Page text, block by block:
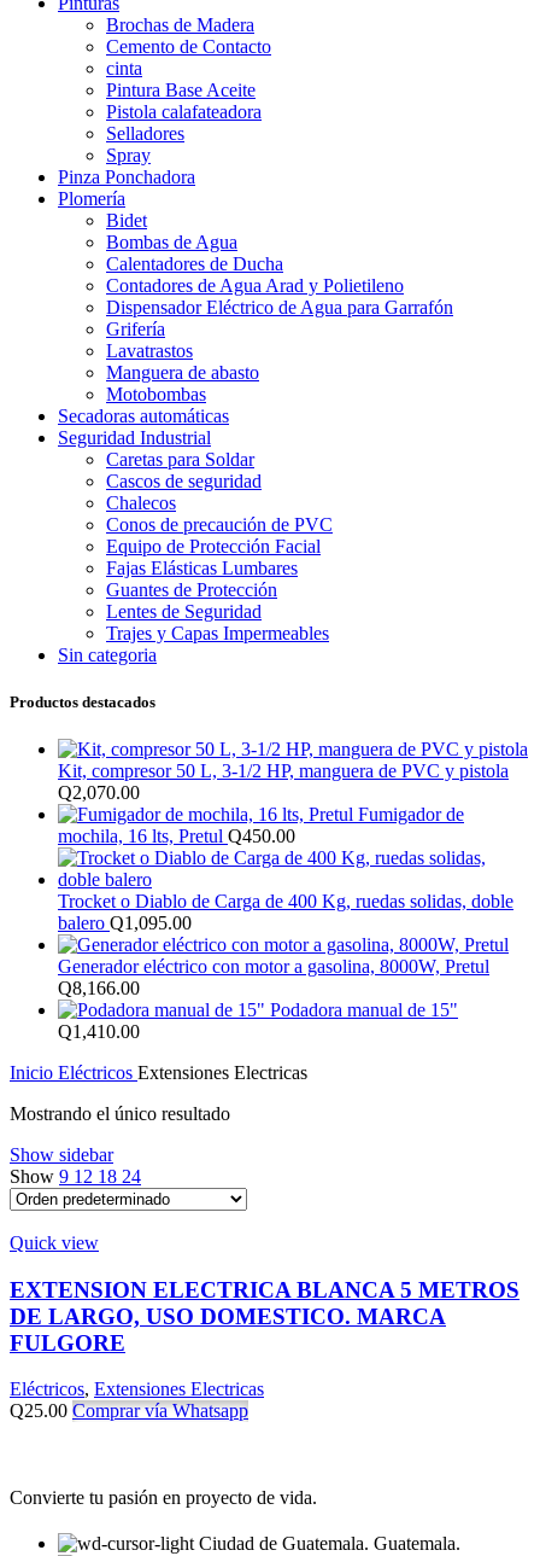
Brochas de Madera
Cemento de Contacto
cinta
Pintura Base Aceite
Pistola calafateadora
Selladores
Spray
Pinza Ponchadora
Plomería
Bidet
Bombas de Agua
Calentadores de Ducha
Contadores de Agua Arad y Polietileno
Dispensador Eléctrico de Agua para Garrafón
Grifería
Lavatrastos
Manguera de abasto
Motobombas
Secadoras automáticas
Seguridad Industrial
Caretas para Soldar
Cascos de seguridad
Chalecos
Conos de precaución de PVC
Equipo de Protección Facial
Fajas Elásticas Lumbares
Guantes de Protección
Lentes de Seguridad
Trajes y Capas Impermeables
Sin categoria
Productos destacados
Kit, compresor 50 L, 3-1/2 HP, manguera de PVC y pistola
Q2,070.00
Fumigador de
mochila, 16 lts, Pretul Q450.00
Trocket o Diablo de Carga de 400 Kg, ruedas solidas, doble
balero Q1,095.00
Generador eléctrico con motor a gasolina, 8000W, Pretul
Q8,166.00
Podadora manual de 15"
Q1,410.00
Inicio Eléctricos Extensiones Electricas
Mostrando el único resultado
Show sidebar
Show 9 12 18 24
Quick view
EXTENSION ELECTRICA BLANCA 5 METROS
DE LARGO, USO DOMESTICO. MARCA
FULGORE
Eléctricos, Extensiones Electricas
Q25.00 Comprar vía Whatsapp
Convierte tu pasión en proyecto de vida.
Ciudad de Guatemala. Guatemala.